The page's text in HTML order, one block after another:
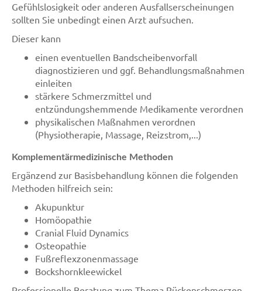
Gefühlslosigkeit oder anderen Ausfallserscheinungen
sollten Sie unbedingt einen Arzt aufsuchen.
Dieser kann
einen eventuellen Bandscheibenvorfall
diagnostizieren und ggf. Behandlungsmaßnahmen
einleiten
stärkere Schmerzmittel und
entzündungshemmende Medikamente verordnen
physikalischen Maßnahmen verordnen
(Physiotherapie, Massage, Reizstrom,...)
Komplementärmedizinische Methoden
Ergänzend zur Basisbehandlung können die folgenden
Methoden hilfreich sein:
Akupunktur
Homöopathie
Cranial Fluid Dynamics
Osteopathie
Fußreflexzonenmassage
Bockshornkleewickel